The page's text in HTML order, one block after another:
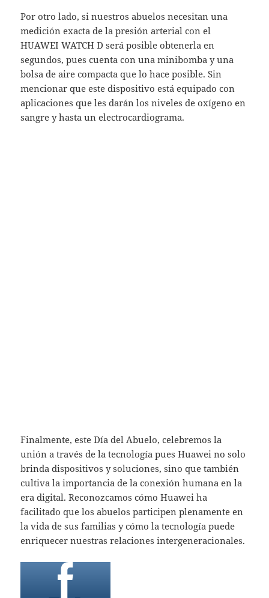
Por otro lado, si nuestros abuelos necesitan una
medición exacta de la presión arterial con el
HUAWEI WATCH D será posible obtenerla en
segundos, pues cuenta con una minibomba y una
bolsa de aire compacta que lo hace posible. Sin
mencionar que este dispositivo está equipado con
aplicaciones que les darán los niveles de oxígeno en
sangre y hasta un electrocardiograma.
Finalmente, este Día del Abuelo, celebremos la
unión a través de la tecnología pues Huawei no solo
brinda dispositivos y soluciones, sino que también
cultiva la importancia de la conexión humana en la
era digital. Reconozcamos cómo Huawei ha
facilitado que los abuelos participen plenamente en
la vida de sus familias y cómo la tecnología puede
enriquecer nuestras relaciones intergeneracionales.